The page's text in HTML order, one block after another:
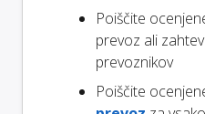
Poiščite
prevoz ali
prevoznikov
Poiščite